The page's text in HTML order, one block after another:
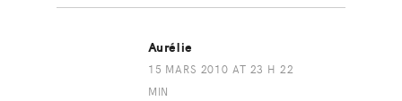
Aurélie
15 MARS 2010 AT 23 H 22
MIN